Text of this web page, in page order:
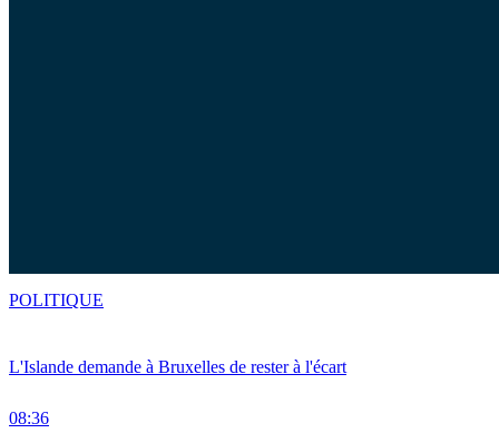
L'Islande demande à Bruxelles de rester à l'écart
08:36
POLITIQUE